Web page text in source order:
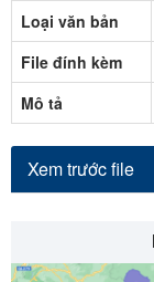
Loại văn bản
File đính kèm
Mô tả
Xem trước file